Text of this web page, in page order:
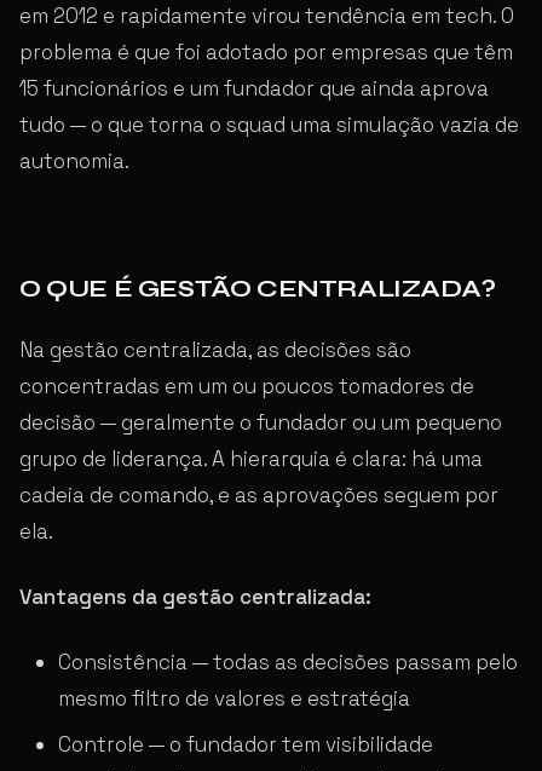
em 2012 e rapidamente virou tendência em tech. O
problema é que foi adotado por empresas que têm
15 funcionários e um fundador que ainda aprova
tudo — o que torna o squad uma simulação vazia de
autonomia.
O QUE É GESTÃO CENTRALIZADA?
Na gestão centralizada, as decisões são
concentradas em um ou poucos tomadores de
decisão — geralmente o fundador ou um pequeno
grupo de liderança. A hierarquia é clara: há uma
cadeia de comando, e as aprovações seguem por
ela.
Vantagens da gestão centralizada:
Consistência — todas as decisões passam pelo
mesmo filtro de valores e estratégia
Controle — o fundador tem visibilidade